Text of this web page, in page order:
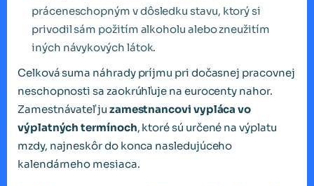
práceneschopným v dôsledku stavu, ktorý si
privodil sám požitím alkoholu alebo zneužitím
iných návykových látok.
Celková suma náhrady príjmu pri dočasnej pracovnej
neschopnosti sa zaokrúhľuje na eurocenty nahor.
Zamestnávateľ ju zamestnancovi vypláca vo
výplatných termínoch, ktoré sú určené na výplatu
mzdy, najneskôr do konca nasledujúceho
kalendárneho mesiaca.